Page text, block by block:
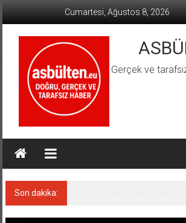
Cumartesi, Ağustos 8, 2026
Gerçek ve
Son dakika: